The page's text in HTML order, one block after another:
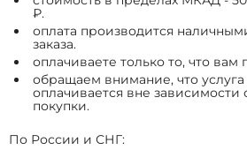
₽.
оплата производится
заказа.
оплачиваете только то, что вам
обращаем внимание, что услуга
оплачивается вне
покупки.
По России и СНГ: